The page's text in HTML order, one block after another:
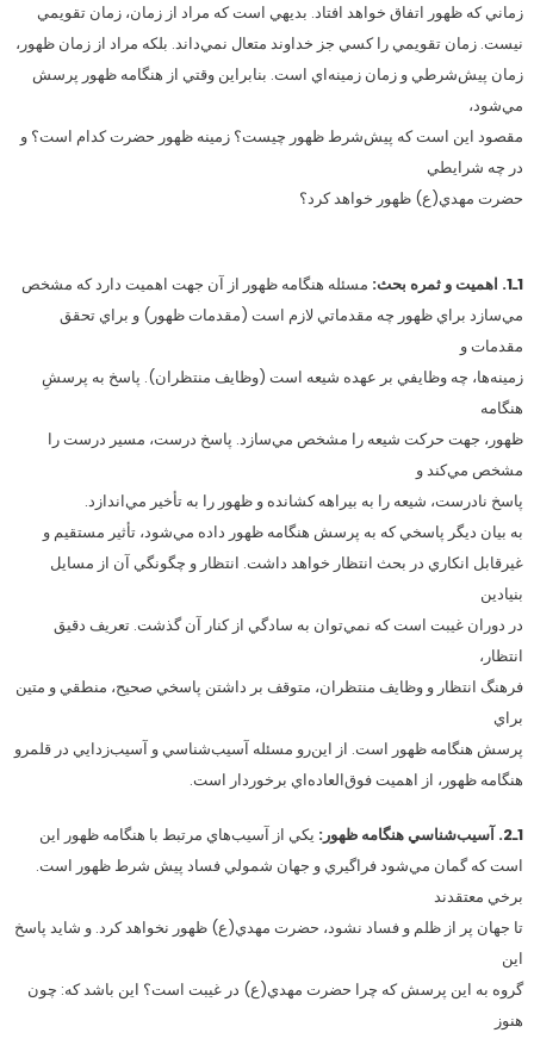
زماني كه ظهور اتفاق خواهد افتاد. بديهي است كه مراد از زمان، زمان تقويمي
نيست. زمان تقويمي را كسي جز خداوند متعال نمي‌داند. بلكه مراد از زمان ظهور،
زمان پيش‌شرطي و زمان زمينه‌اي است. بنابراين وقتي از هنگامه ظهور پرسش
مي‌شود،
مقصود اين است كه پيش‌شرط ظهور چيست؟ زمينه ظهور حضرت كدام است؟ و
در چه شرايطي
حضرت مهدي(ع) ظهور خواهد كرد؟
1ـ1. اهميت و ثمره بحث:
مسئله هنگامه ظهور از آن جهت اهميت دارد كه مشخص
مي‌سازد براي ظهور چه مقدماتي لازم است (مقدمات ظهور) و براي تحقق
مقدمات و
زمينه‌ها، چه وظايفي بر عهده شيعه است (وظايف منتظران). پاسخ به پرسشِ
هنگامه
ظهور، جهت حركت شيعه را مشخص مي‌سازد. پاسخ درست، مسير درست را
مشخص مي‌كند و
پاسخ نادرست، شيعه را به بيراهه كشانده و ظهور را به تأخير مي‌اندازد.
به بيان ديگر پاسخي كه به پرسش هنگامه ظهور داده مي‌شود، تأثير مستقيم و
غيرقابل انكاري در بحث انتظار خواهد داشت. انتظار و چگونگي آن از مسايل
بنيادين
در دوران غيبت است كه نمي‌توان به سادگي از كنار آن گذشت. تعريف دقيق
انتظار،
فرهنگ انتظار و وظايف منتظران، متوقف بر داشتن پاسخي صحيح، منطقي و متين
براي
پرسش هنگامه ظهور است. از اين‌رو مسئله آسيب‌شناسي و آسيب‌زدايي در قلمرو
هنگامه ظهور، از اهميت فوق‌العاده‌اي برخوردار است.
1ـ2. آسيب‌شناسي هنگامه ظهور:
يكي از آسيب‌هاي مرتبط با هنگامه ظهور اين
است كه گمان مي‌شود فراگيري و جهان شمولي فساد پيش شرط ظهور است.
برخي معتقدند
تا جهان پر از ظلم و فساد نشود، حضرت مهدي(ع) ظهور نخواهد كرد. و شايد پاسخ
اين
گروه به اين پرسش كه چرا حضرت مهدي(ع) در غيبت است؟ اين باشد كه: چون
هنوز